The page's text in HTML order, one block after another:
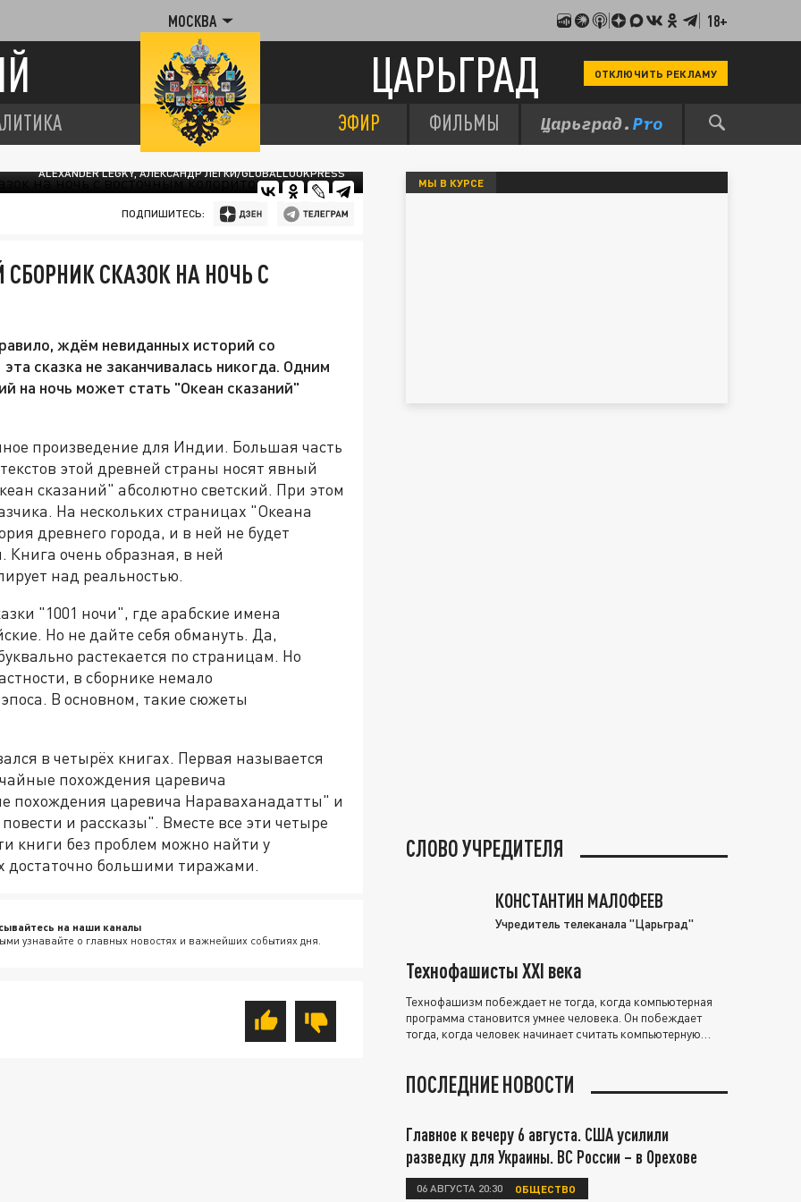
МОСКВА 18+
ЦАРЬГРАД ОТКЛЮЧИТЬ РЕКЛАМУ
ЭФИР ФИЛЬМЫ
ALEXANDER LEGKY, АЛЕКСАНДР ЛЕГКИ/GLOBALLOOKPRESS
ПОДПИШИТЕСЬ:
СКАЗОК НА НОЧЬ С
ждём невиданных историй со
сказка не заканчивалась никогда. Одним
на ночь может стать "Океан сказаний"
произведение для Индии. Большая часть
этой древней страны носят явный
сказаний" абсолютно светский. При этом
На нескольких страницах "Океана
древнего города, и в ней не будет
очень образная, в ней
над реальностью.
"1001 ночи", где арабские имена
Но не дайте себя обмануть. Да,
растекается по страницам. Но
в сборнике немало
В основном, такие сюжеты
в четырёх книгах. Первая называется
похождения царевича
похождения царевича Нараваханадатты" и
и рассказы". Вместе все эти четыре
книги без проблем можно найти у
достаточно большими тиражами.
на наши каналы
узнавайте о главных новостях и важнейших событиях дня.
МЫ В КУРСЕ
СЛОВО УЧРЕДИТЕЛЯ
КОНСТАНТИН МАЛОФЕЕВ
Учредитель телеканала "Царьград"
Технофашисты XXI века
Технофашизм побеждает не тогда, когда компьютерная
программа становится умнее человека. Он побеждает
тогда, когда человек начинает считать компьютерную
ПОСЛЕДНИЕ НОВОСТИ
Главное к вечеру 6 августа. США усилили
разведку для Украины. ВС России – в Орехове
06 АВГУСТА 20:30 ОБЩЕСТВО